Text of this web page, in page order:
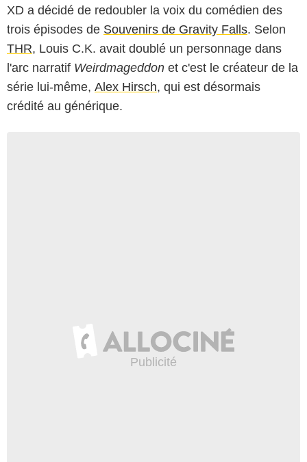
XD a décidé de redoubler la voix du comédien des
trois épisodes de Souvenirs de Gravity Falls. Selon
THR, Louis C.K. avait doublé un personnage dans
l'arc narratif Weirdmageddon et c'est le créateur de la
série lui-même, Alex Hirsch, qui est désormais
crédité au générique.